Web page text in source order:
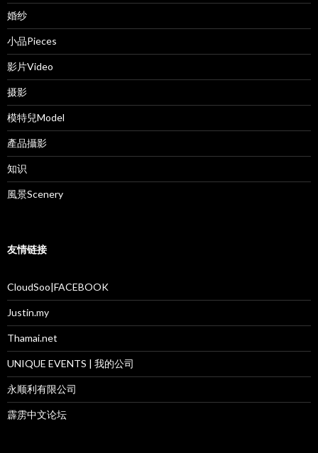
婚纱
小品Pieces
影片Video
摄影
模特兒Model
產品攝影
知识
風景Scenery
友情链接
CloudSoo|FACEBOOK
Justin.my
Thamai.net
UNIQUE EVENTS | 我的公司
永顺利有限公司
霹雳中文论坛